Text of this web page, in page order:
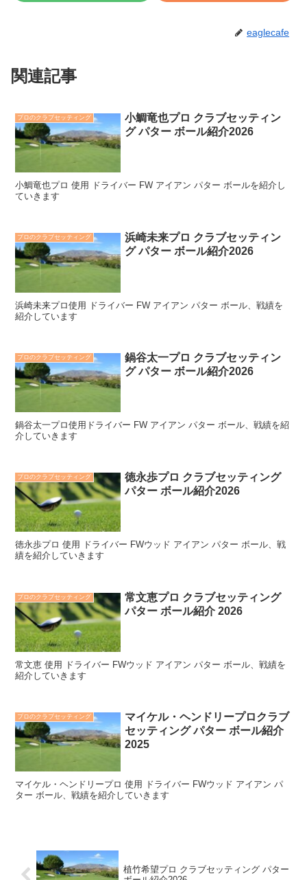
eaglecafe
関連記事
プロのクラブセッティング
小鯛竜也プロ クラブセッティン
グ パター ボール紹介2026
小鯛竜也プロ 使用 ドライバー FW アイアン パター ボールを紹介し
ていきます
プロのクラブセッティング
浜崎未来プロ クラブセッティン
グ パター ボール紹介2026
浜崎未来プロ使用 ドライバー FW アイアン パター ボール、戦績を
紹介しています
プロのクラブセッティング
鍋谷太一プロ クラブセッティン
グ パター ボール紹介2026
鍋谷太一プロ使用ドライバー FW アイアン パター ボール、戦績を紹
介していきます
プロのクラブセッティング
徳永歩プロ クラブセッティング
パター ボール紹介2026
徳永歩プロ 使用 ドライバー FWウッド アイアン パター ボール、戦
績を紹介していきます
プロのクラブセッティング
常文恵プロ クラブセッティング
パター ボール紹介 2026
常文恵 使用 ドライバー FWウッド アイアン パター ボール、戦績を
紹介していきます
プロのクラブセッティング
マイケル・ヘンドリープロクラブ
セッティング パター ボール紹介
2025
マイケル・ヘンドリープロ 使用 ドライバー FWウッド アイアン パ
ター ボール、戦績を紹介していきます
植竹希望プロ クラブセッティング パター